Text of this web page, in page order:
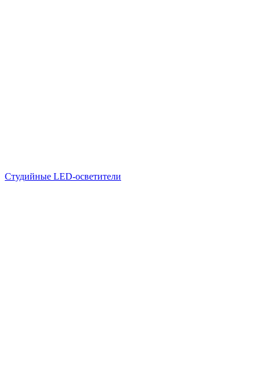
Студийные LED-осветители